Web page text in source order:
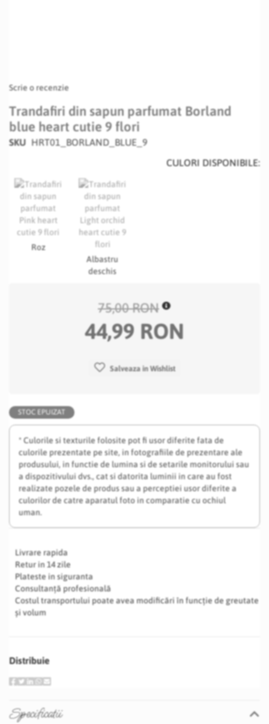
Scrie o recenzie
Trandafiri din sapun parfumat Borland
blue heart cutie 9 flori
SKU HRT01_BORLAND_BLUE_9
STOC EPUIZAT
* Culorile si texturile folosite pot fi usor diferite fata de
culorile prezentate pe site, in fotografiile de prezentare ale
produsului, in functie de lumina si de setarile monitorului sau
a dispozitivului dvs., cat si datorita luminii in care au fost
realizate pozele de produs sau a perceptiei usor diferite a
culorilor de catre aparatul foto in comparatie cu ochiul
uman.
Livrare rapida
Retur in 14 zile
Plateste in siguranta
Consultanță profesională
Costul transportului poate avea modificări în funcție de greutate
și volum
Distribuie
CULORI DISPONIBILE:
Roz
Albastru
deschis
75,00 RON
44,99 RON
Salveaza in Wishlist
Specificatii